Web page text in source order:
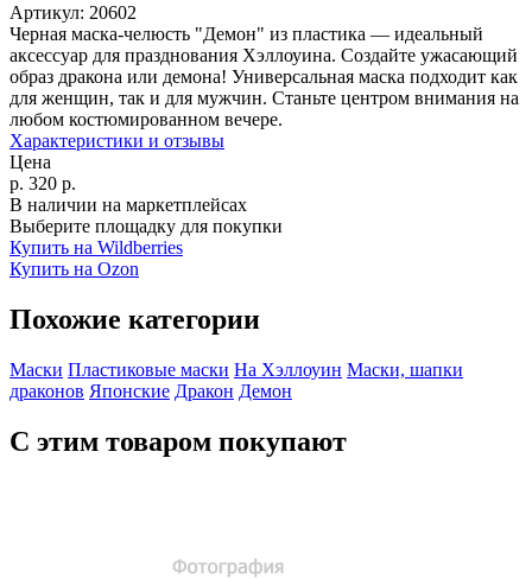
Артикул: 20602
Черная маска-челюсть "Демон" из пластика — идеальный
аксессуар для празднования Хэллоуина. Создайте ужасающий
образ дракона или демона! Универсальная маска подходит как
для женщин, так и для мужчин. Станьте центром внимания на
любом костюмированном вечере.
Характеристики и отзывы
Цена
р. 320 р.
В наличии на маркетплейсах
Выберите площадку для покупки
Купить на Wildberries
Купить на Ozon
Похожие категории
Маски Пластиковые маски На Хэллоуин Маски, шапки
драконов Японские Дракон Демон
С этим товаром покупают